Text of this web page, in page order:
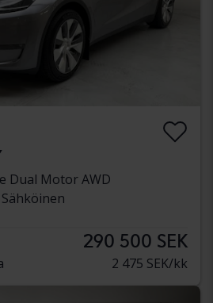
Dual Motor AWD
Sähköinen
290 500 SEK
2 475 SEK/kk